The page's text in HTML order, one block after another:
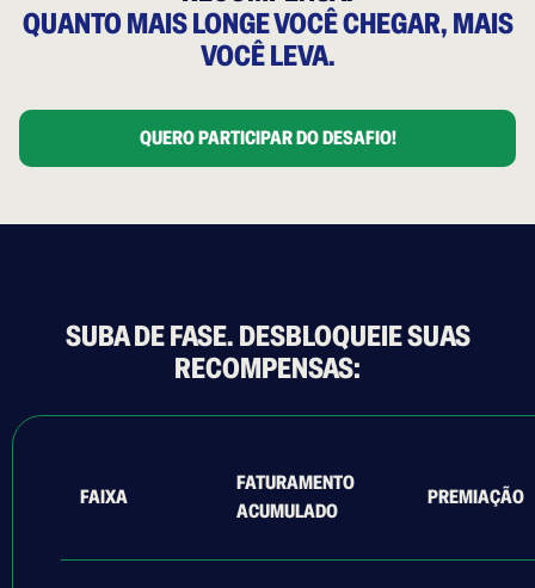
QUANTO MAIS LONGE VOCÊ CHEGAR, MAIS
VOCÊ LEVA.
QUERO PARTICIPAR DO DESAFIO!
SUBA DE FASE. DESBLOQUEIE SUAS
RECOMPENSAS:
FAIXA
FATURAMENTO
ACUMULADO
PREMIAÇÃO